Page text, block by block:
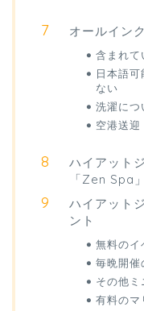
オールイン
含まれて
日本語
ない
洗濯につ
空港送
ハイアット
「Zen Spa」
ハイアット
ント
無料のイ
毎晩開催
その他ミ
有料のマ